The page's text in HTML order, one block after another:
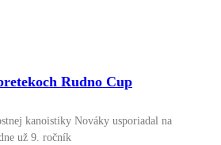
Rudno Cup
kanoistiky Nováky usporiadal na
už 9. ročník